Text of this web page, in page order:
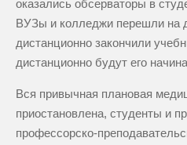
оказались обсерваторы в
ВУЗы и колледжи перешли на
дистанционно закончили
дистанционно будут его
Вся привычная плановая
приостановлена, студенты и
профессорско-